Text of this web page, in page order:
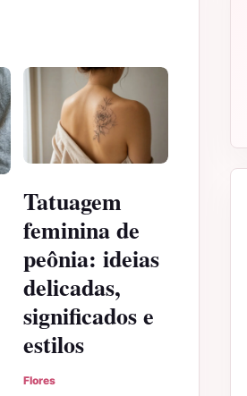
Tatuagem
feminina de
peônia: ideias
delicadas,
significados e
estilos
Flores